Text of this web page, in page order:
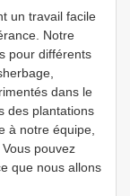
un travail facile
Notre
pour différents
dans le
des plantations
à notre équipe,
pouvez
que nous allons